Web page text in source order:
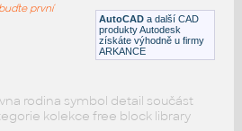
AutoCAD a další CAD
produkty Autodesk
získáte výhodně u firmy
ARKANCE
první
rodina symbol detail součást
kolekce free block library